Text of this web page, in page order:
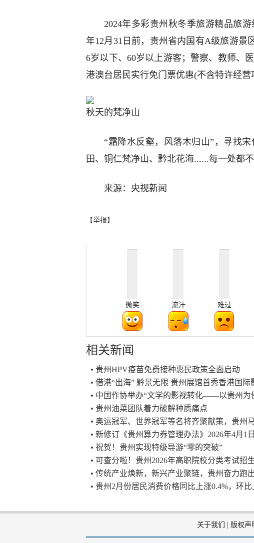
2024年多彩贵州秋冬季旅游精品旅
年12月31日前，贵州省内国有A级旅游景
6岁以下、60岁以上游客；警察、教师、
港澳台居民实行免门票优惠(不含特许经营
秋天的梵净山
“霜降水反壑，风落木归山”，寻找
田、铜仁梵净山、黔北花海......每一处都
来源：央视新闻
【举报】
微笑 流汗 难过
相关新闻
• 贵州HPV疫苗免费接种惠民政策全面启动
• 借港“出海” 黔景无限 贵州展馆首秀香港国际
• 中国作协举办“文学的影视转化——以贵州为
• 贵州油菜团队着力破解种质痛点
• 奥运冠军、世界冠军等名将齐聚献策，贵州
• 新修订《贵州算力券管理办法》2026年4月1
• 祝贺！贵州实现特级导游“零的突破”
• 可查分啦！贵州2026年高职院校分类考试招
• 传统产业焕新，新兴产业聚链，贵州奋力跑
• 贵州2月份居民消费价格同比上涨0.4%，环比
关于我们 版权声